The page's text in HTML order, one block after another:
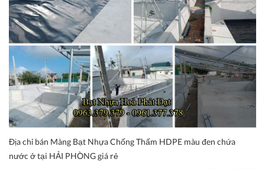
Địa chỉ bán Màng Bạt Nhựa Chống Thấm HDPE màu đen chứa
nước ở tại HẢI PHÒNG giá rẻ